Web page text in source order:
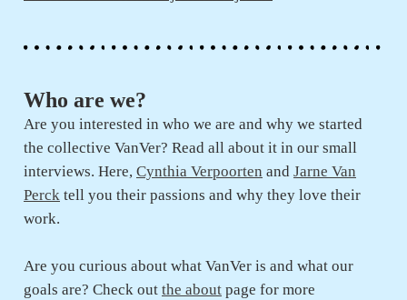
Who are we?
Are you interested in who we are and why we started
the collective VanVer? Read all about it in our small
interviews. Here, Cynthia Verpoorten and Jarne Van
Perck tell you their passions and why they love their
work.
Are you curious about what VanVer is and what our
goals are? Check out the about page for more